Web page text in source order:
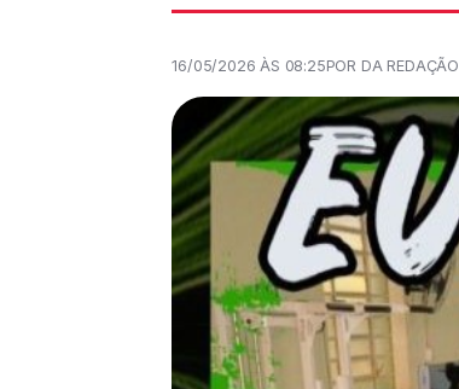
16/05/2026 ÀS 08:25POR DA REDAÇÃO